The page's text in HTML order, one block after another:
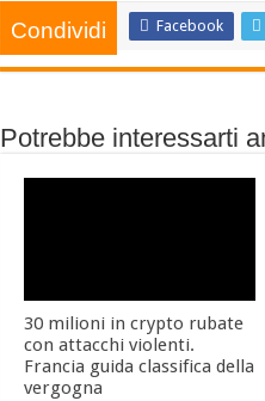
Condividi Facebook
Potrebbe interessarti
30 milioni in crypto rubate
con attacchi violenti.
Francia guida classifica della
vergogna